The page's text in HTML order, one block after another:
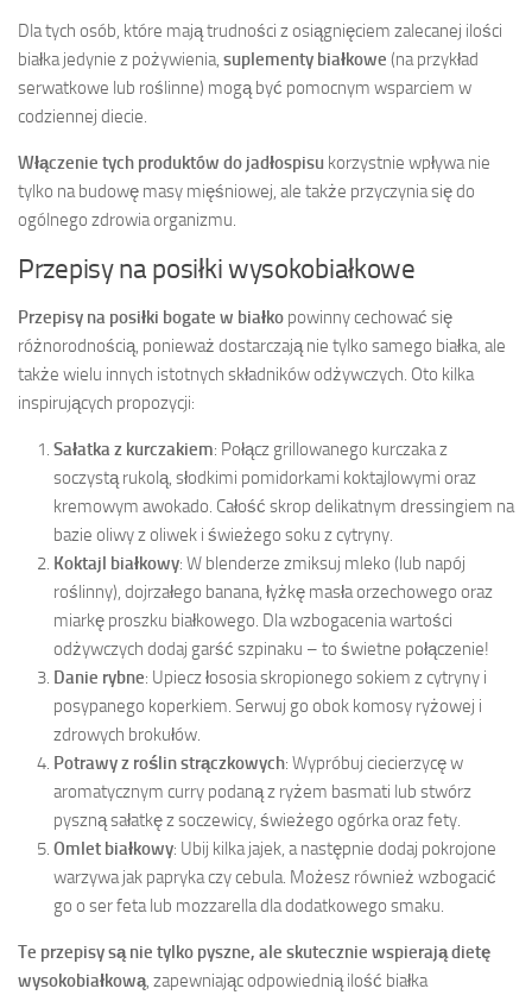
Dla tych osób, które mają trudności z osiągnięciem zalecanej ilości
białka jedynie z pożywienia, suplementy białkowe (na przykład
serwatkowe lub roślinne) mogą być pomocnym wsparciem w
codziennej diecie.
Włączenie tych produktów do jadłospisu korzystnie wpływa nie
tylko na budowę masy mięśniowej, ale także przyczynia się do
ogólnego zdrowia organizmu.
Przepisy na posiłki wysokobiałkowe
Przepisy na posiłki bogate w białko powinny cechować się
różnorodnością, ponieważ dostarczają nie tylko samego białka, ale
także wielu innych istotnych składników odżywczych. Oto kilka
inspirujących propozycji:
Sałatka z kurczakiem: Połącz grillowanego kurczaka z
soczystą rukolą, słodkimi pomidorkami koktajlowymi oraz
kremowym awokado. Całość skrop delikatnym dressingiem na
bazie oliwy z oliwek i świeżego soku z cytryny.
Koktajl białkowy: W blenderze zmiksuj mleko (lub napój
roślinny), dojrzałego banana, łyżkę masła orzechowego oraz
miarkę proszku białkowego. Dla wzbogacenia wartości
odżywczych dodaj garść szpinaku – to świetne połączenie!
Danie rybne: Upiecz łososia skropionego sokiem z cytryny i
posypanego koperkiem. Serwuj go obok komosy ryżowej i
zdrowych brokułów.
Potrawy z roślin strączkowych: Wypróbuj ciecierzycę w
aromatycznym curry podaną z ryżem basmati lub stwórz
pyszną sałatkę z soczewicy, świeżego ogórka oraz fety.
Omlet białkowy: Ubij kilka jajek, a następnie dodaj pokrojone
warzywa jak papryka czy cebula. Możesz również wzbogacić
go o ser feta lub mozzarella dla dodatkowego smaku.
Te przepisy są nie tylko pyszne, ale skutecznie wspierają dietę
wysokobiałkową, zapewniając odpowiednią ilość białka